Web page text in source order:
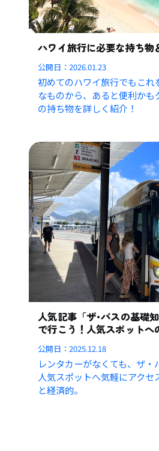
ハワイ旅行に必要な持ち物
公開日：2026.01.23
初めてのハワイ旅行でもこ
なものから、あると便利か
の持ち物を詳しく紹介！
人気記事「ザ･バスの基礎
で行こう！人気スポットへ
公開日：2025.12.18
レンタカーがなくても、ザ
人気スポットへ気軽にアク
と経済的。